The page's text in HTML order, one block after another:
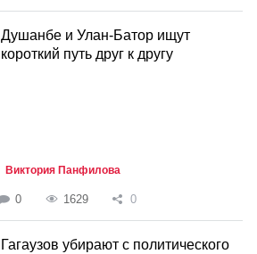
Душанбе и Улан-Батор ищут
короткий путь друг к другу
Виктория Панфилова
0 1629 0
Гагаузов убирают с политического